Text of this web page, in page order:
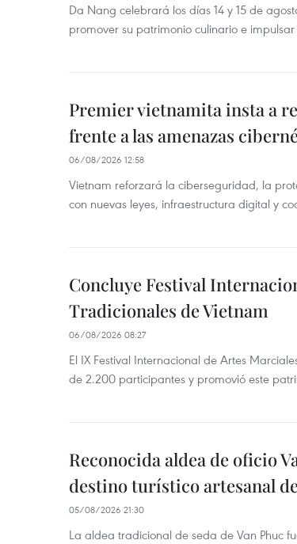
Da Nang celebrará los días 14 y 15 de
promover su patrimonio culinario e
Premier vietnamita insta a
frente a las amenazas
06/08/2026 12:58
Vietnam reforzará la ciberseguridad, la
con nuevas leyes, infraestructura digital y
Concluye Festival
Tradicionales de Vietnam
06/08/2026 08:27
El IX Festival Internacional de Artes
de 2.200 participantes y promovió este
Reconocida aldea de oficio
destino turístico artesanal
05/08/2026 21:30
La aldea tradicional de seda de Van Phuc